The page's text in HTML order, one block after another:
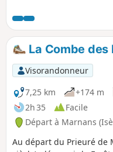
ne cesse de monter et de
sollicite donc les jambes.
La Combe des
Visorandonneur
7,25 km
+174 m
2h 35
Facile
Départ à Marnans
Au départ du Prieuré de